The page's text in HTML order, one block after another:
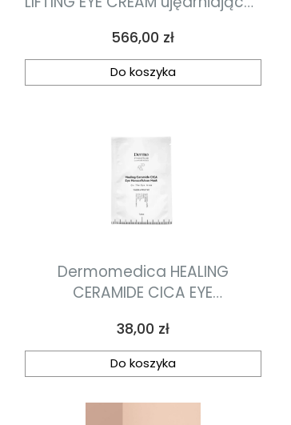
Cena
566,00 zł
Do koszyka
Dermomedica HEALING
CERAMIDE CICA EYE
nanocelulozowa maska
terapeutyczna na okolice oczu
o działaniu gojącym i
przeciwstarzeniowym 1szt
Cena
38,00 zł
Do koszyka